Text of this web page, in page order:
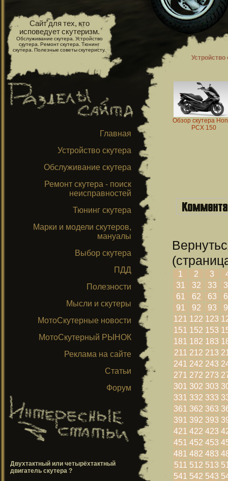
Сайт для тех, кто
исповедует скутеризм.
Обслуживание скутера. Устройство
скутера. Ремонт скутера. Тюнинг
скутера. Полезные советы скутеристу.
Главная
Устройство скутера
Обслуживание скутера
Ремонт скутера - поиск
неисправностей
Тюнинг скутера
Марки и модели скутеров,
мануалы
Выбор скутера
ПДД
Полезности
Мысли и скутеры
МотоСкутерные новости
МотоСкутерный РЫНОК
Реклама на сайте
Статьи
Форум
Двухтактный или четырёхтактный
двигатель скутера ?
Устройство
Обзор скутера
PCX 150
1 2 3
31
32 33
61
62 63
91
92 93
121 122 123
151 152 153
181 182 183
211 212 213
241 242 243
271 272 273
301 302 303
331 332 333
361 362 363
391 392 393
421 422 423
451 452 453
481 482 483
511 512 513
541 542 543